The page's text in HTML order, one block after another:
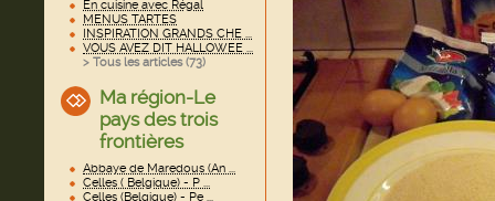
En cuisine avec Régal
MENUS TARTES
INSPIRATION GRANDS CHE ...
VOUS AVEZ DIT HALLOWEE ...
> Tous les articles (73)
Ma région-Le
pays des trois
frontières
Abbaye de Maredous (An ...
Celles ( Belgique) - P ...
Celles (Belgique) - Pe ...